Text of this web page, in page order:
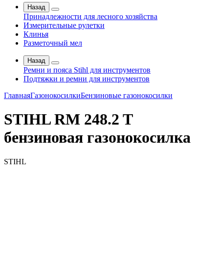
Назад
Принадлежности для лесного хозяйства
Измерительные рулетки
Клинья
Разметочный мел
Назад
Ремни и пояса Stihl для инструментов
Подтяжки и ремни для инструментов
ГлавнаяГазонокосилкиБензиновые газонокосилки
STIHL RM 248.2 T
бензиновая газонокосилка
STIHL